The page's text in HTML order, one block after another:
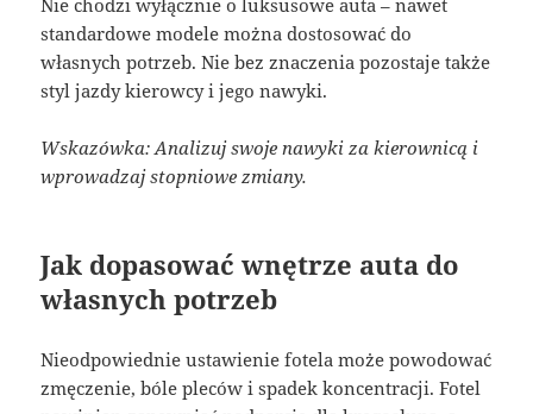
Nie chodzi wyłącznie o luksusowe auta – nawet
standardowe modele można dostosować do
własnych potrzeb. Nie bez znaczenia pozostaje także
styl jazdy kierowcy i jego nawyki.
Wskazówka: Analizuj swoje nawyki za kierownicą i
wprowadzaj stopniowe zmiany.
Jak dopasować wnętrze auta do
własnych potrzeb
Nieodpowiednie ustawienie fotela może powodować
zmęczenie, bóle pleców i spadek koncentracji. Fotel